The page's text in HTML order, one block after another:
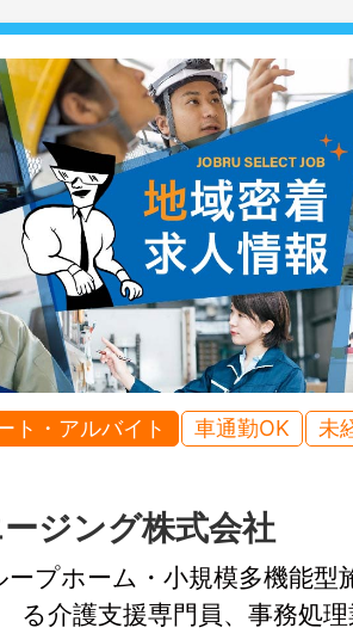
ト・アルバイト 車通勤OK 未
ジング株式会社
ープホーム・小規模多機能型
る介護支援専門員、事務処